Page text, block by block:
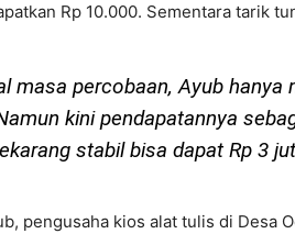
Rp 10.000. Sementara tarik
masa percobaan, Ayub hanya
kini pendapatannya
stabil bisa dapat Rp 3
pengusaha kios alat tulis di Desa